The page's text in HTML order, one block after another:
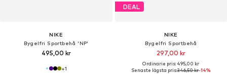
NIKE
Bygelfri Sportbehå 'NP'
495,00 kr
+1
DEAL
NIKE
Bygelfri Sportbehå
297,00 kr
Ordinarie pris: 495,00 kr
Senaste lägsta pris:346,50 kr-14%